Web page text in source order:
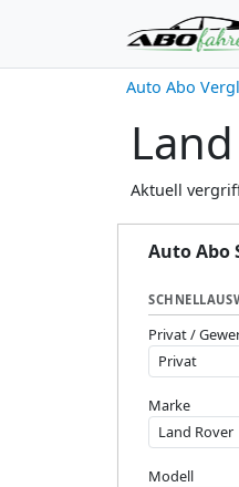
Auto Abo
Aktuell
Auto Abo
Privat /
Marke
Modell